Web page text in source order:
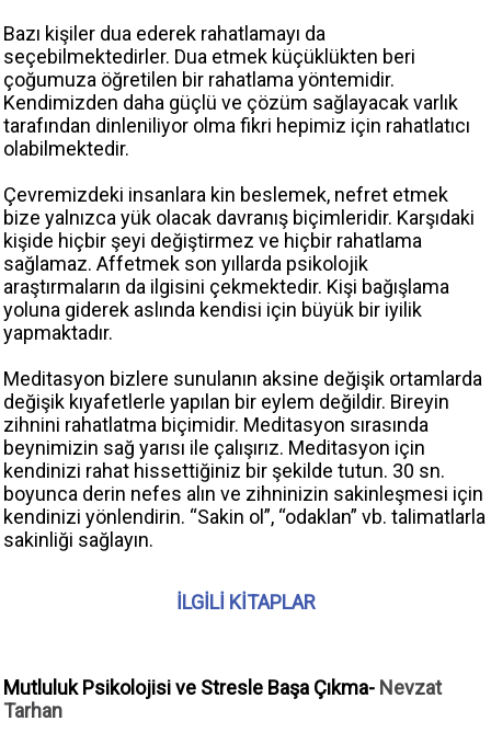
Bazı kişiler dua ederek rahatlamayı da
seçebilmektedirler. Dua etmek küçüklükten beri
çoğumuza öğretilen bir rahatlama yöntemidir.
Kendimizden daha güçlü ve çözüm sağlayacak varlık
tarafından dinleniliyor olma fikri hepimiz için rahatlatıcı
olabilmektedir.
Çevremizdeki insanlara kin beslemek, nefret etmek
bize yalnızca yük olacak davranış biçimleridir. Karşıdaki
kişide hiçbir şeyi değiştirmez ve hiçbir rahatlama
sağlamaz. Affetmek son yıllarda psikolojik
araştırmaların da ilgisini çekmektedir. Kişi bağışlama
yoluna giderek aslında kendisi için büyük bir iyilik
yapmaktadır.
Meditasyon bizlere sunulanın aksine değişik ortamlarda
değişik kıyafetlerle yapılan bir eylem değildir. Bireyin
zihnini rahatlatma biçimidir. Meditasyon sırasında
beynimizin sağ yarısı ile çalışırız. Meditasyon için
kendinizi rahat hissettiğiniz bir şekilde tutun. 30 sn.
boyunca derin nefes alın ve zihninizin sakinleşmesi için
kendinizi yönlendirin. “Sakin ol”, “odaklan” vb. talimatlarla
sakinliği sağlayın.
İLGİLİ KİTAPLAR
Mutluluk Psikolojisi ve Stresle Başa Çıkma- Nevzat
Tarhan